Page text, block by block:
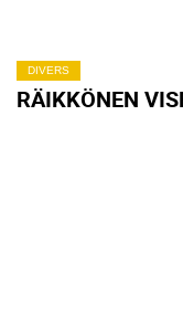
DIVERS
RÄIKKÖNEN